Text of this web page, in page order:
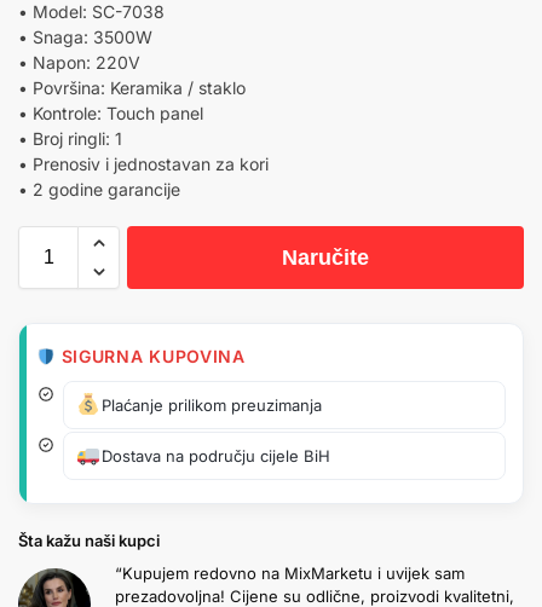
• Model: SC-7038
• Snaga: 3500W
• Napon: 220V
• Površina: Keramika / staklo
• Kontrole: Touch panel
• Broj ringli: 1
• Prenosiv i jednostavan za kori
• 2 godine garancije
Naručite
SIGURNA KUPOVINA
Plaćanje prilikom preuzimanja
Dostava na području cijele BiH
Šta kažu naši kupci
“Kupujem redovno na MixMarketu i uvijek sam
prezadovoljna! Cijene su odlične, proizvodi kvalitetni,